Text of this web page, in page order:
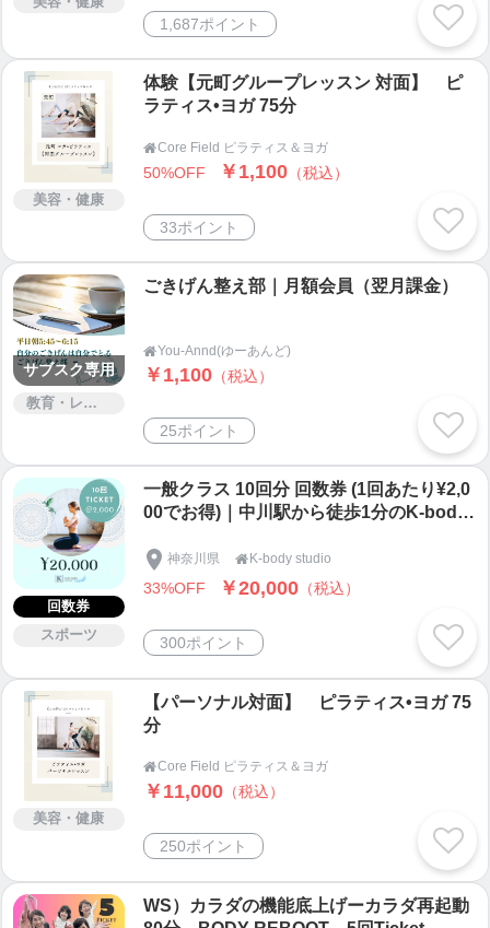
1,687ポイント
美容・健康
体験【元町グループレッスン 対面】 ピ
ラティス•ヨガ 75分
Core Field ピラティス＆ヨガ
50%OFF ￥1,100 （税込）
33ポイント
サブスク専用
教育・レッスン・講習
ごきげん整え部｜月額会員（翌月課金）
You-Annd(ゆーあんど)
￥1,100 （税込）
25ポイント
回数券
スポーツ
一般クラス 10回分 回数券 (1回あたり¥2,0
00でお得)｜中川駅から徒歩1分のK-body
神奈川県  K-body studio
33%OFF ￥20,000 （税込）
300ポイント
美容・健康
【パーソナル対面】 ピラティス•ヨガ 75
分
Core Field ピラティス＆ヨガ
￥11,000 （税込）
250ポイント
WS）カラダの機能底上げーカラダ再起動